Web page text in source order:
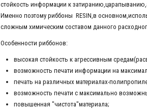
стойкость информации к
Именно поэтому риббоны RESIN,в
сложным химическим составом данного
Особенности риббонов:
высокая стойкость к агрессивным
возможность печати информации на
печать на различных материалах-
возможность печати с максимально
повышенная "чистота"материала;